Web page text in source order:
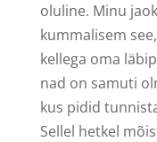
oluline. Minu
kummalisem
kellega oma
nad on samuti
kus pidid
Sellel hetkel